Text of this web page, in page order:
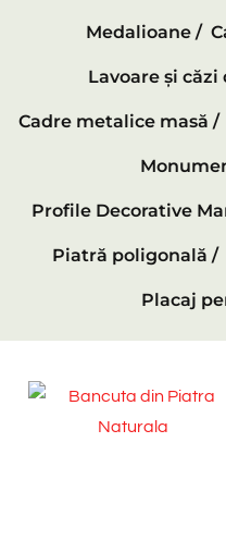
Medalioane /
Lavoare și căzi
Cadre metalice masă /
Profile Decorative
Piatră poligonală /
Placaj